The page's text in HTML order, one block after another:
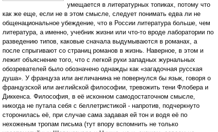
умещается в литературных топиках, потому что
как же еще, если не в этом смысле, следует понимать едва ли не
общенациональное убеждение, что в России литература больше, чем
литература, а именно, учебник жизни или что-то вроде лаборатории по
разведению типов, каковые сначала выдумываются в романах, а
после спрыгивают со страниц романов в жизнь. Наверное, в этом и
лежит объяснение того, что с легкой руки западных журнальных
обозревателей было обозначено однажды как «загадочная русская
душа». У француза или англичанина не повернулся бы язык, говоря о
французской или английской философии, тревожить тени Флобера и
Диккенса. Философия, в её исконном самодостаточном смысле,
никогда не путала себя с беллетристикой - напротив, подчеркнуто
сторонилась её, при случае сама задавая ей тон и водя её по
нехоженым тропам письма (тут впору вспомнить не только